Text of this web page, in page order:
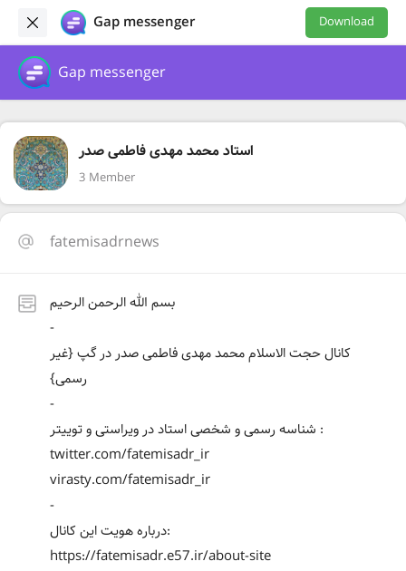
Gap messenger Download
Gap messenger
استاد محمد مهدی فاطمی صدر
3 Member
fatemisadrnews
بسم الله الرحمن الرحیم
-
کانال حجت الاسلام محمد مهدی فاطمی صدر در گپ {غیر
رسمی}
-
شناسه رسمی و شخصی استاد در ویراستی و توییتر :
twitter.com/fatemisadr_ir
virasty.com/fatemisadr_ir
-
درباره هویت این کانال:
https://fatemisadr.e57.ir/about-site